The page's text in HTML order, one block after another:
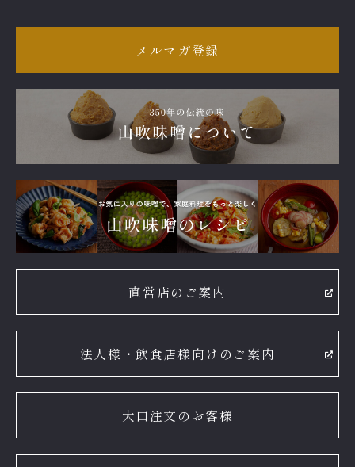
メルマガ登録
直営店のご案内
法人様・飲食店様向けのご案内
大口注文のお客様